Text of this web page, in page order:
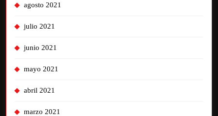
agosto 2021
julio 2021
junio 2021
mayo 2021
abril 2021
marzo 2021